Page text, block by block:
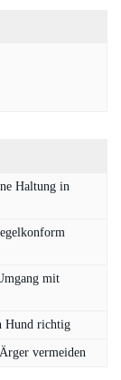
Haltung in
mit
Hund richtig
vermeiden